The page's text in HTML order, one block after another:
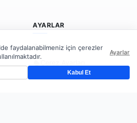
AYARLAR
Bildirimler
faydalanabilmeniz için çerezler
Ayarlar
Kabul Et